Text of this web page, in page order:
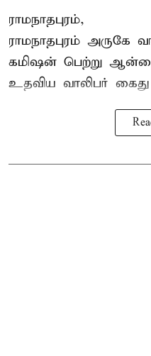
ராமநாதபுரம்,
ராமநாதபுரம்
கமிஷன் பெற்று
உதவிய வாலிபர்